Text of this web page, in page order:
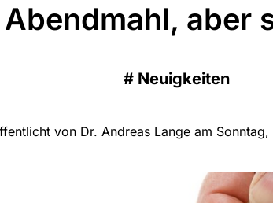
Abendmahl, aber
# Neuigkeiten
von Dr. Andreas Lange am